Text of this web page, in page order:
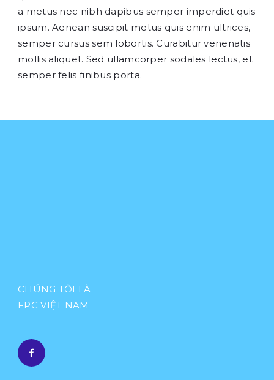
a metus nec nibh dapibus semper imperdiet quis
ipsum. Aenean suscipit metus quis enim ultrices,
semper cursus sem lobortis. Curabitur venenatis
mollis aliquet. Sed ullamcorper sodales lectus, et
semper felis finibus porta.
CHÚNG TÔI LÀ
FPC VIỆT NAM